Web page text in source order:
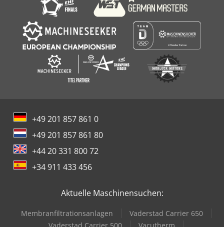
+49 201 857 861 0
+49 201 857 861 80
+44 20 331 800 72
+34 911 433 456
Aktuelle Maschinensuchen:
Membranfiltrationsanlagen
Vaderstad Carrier 650
Vaderstad Carrier 500
Vacutherm